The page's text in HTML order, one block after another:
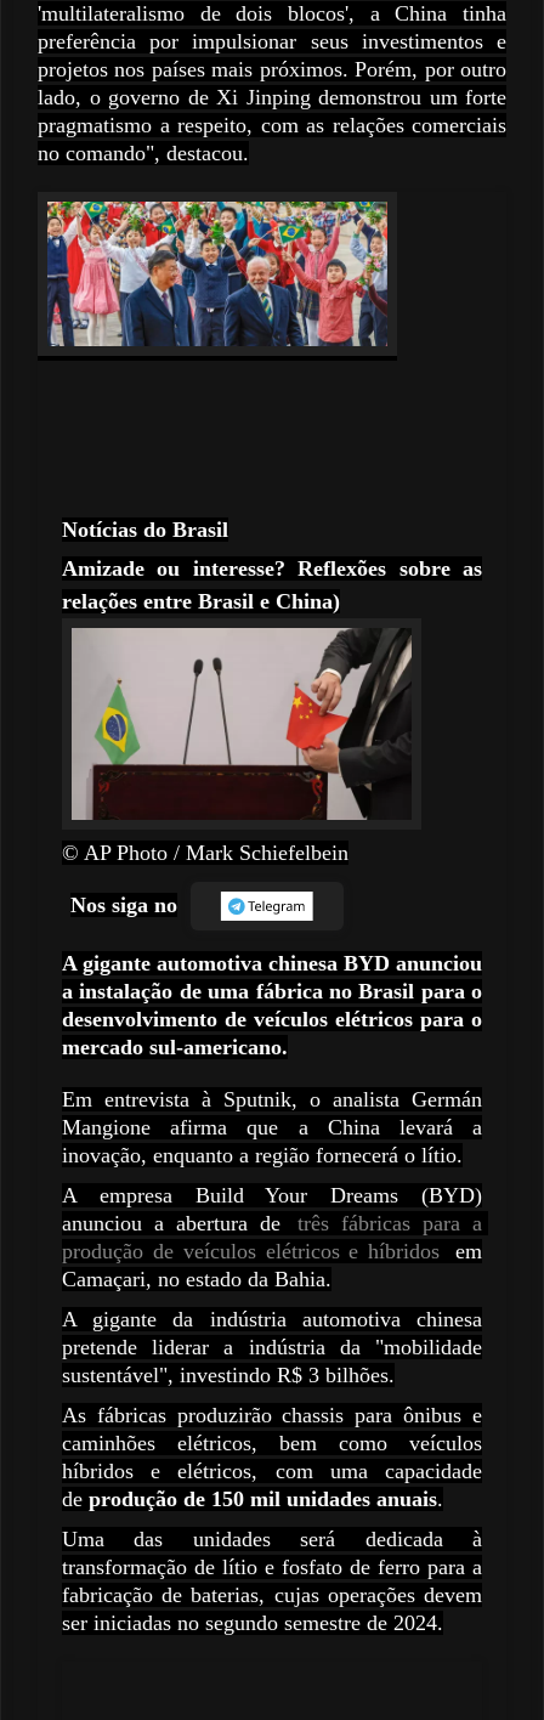
'multilateralismo de dois blocos', a China tinha
preferência por impulsionar seus investimentos e
projetos nos países mais próximos. Porém, por outro
lado, o governo de Xi Jinping demonstrou um forte
pragmatismo a respeito, com as relações comerciais
no comando", destacou.
Notícias do Brasil
Amizade ou interesse? Reflexões sobre as
relações entre Brasil e China)
© AP Photo / Mark Schiefelbein
Nos siga no
A gigante automotiva chinesa BYD anunciou
a instalação de uma fábrica no Brasil para o
desenvolvimento de veículos elétricos para o
mercado sul-americano.
Em entrevista à Sputnik, o analista Germán
Mangione afirma que a China levará a
inovação, enquanto a região fornecerá o lítio.
A empresa Build Your Dreams (BYD)
anunciou a abertura de
três fábricas para a
produção de veículos elétricos e híbridos
em
Camaçari, no estado da Bahia.
A gigante da indústria automotiva chinesa
pretende liderar a indústria da "mobilidade
sustentável", investindo R$ 3 bilhões.
As fábricas produzirão chassis para ônibus e
caminhões elétricos, bem como veículos
híbridos e elétricos, com uma capacidade
de produção de 150 mil unidades anuais.
Uma das unidades será dedicada à
transformação de lítio e fosfato de ferro para a
fabricação de baterias, cujas operações devem
ser iniciadas no segundo semestre de 2024.